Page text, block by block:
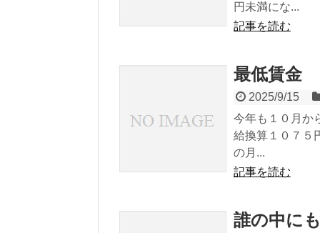
円未満にな...
記事を読む
最低賃金
2025/9/15
今年も１０月か
給換算１０７５
の月...
記事を読む
誰の中に